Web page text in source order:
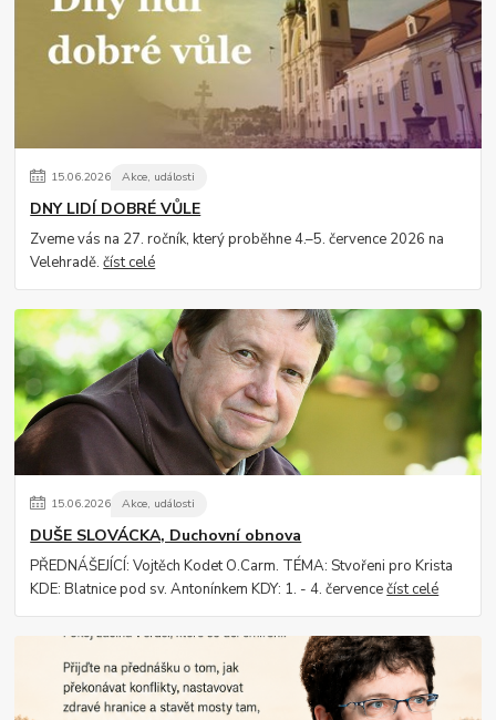
15.06.2026 Akce, události
DNY LIDÍ DOBRÉ VŮLE
Zveme vás na 27. ročník, který proběhne 4.–5. července 2026 na
Velehradě.číst celé
15.06.2026 Akce, události
DUŠE SLOVÁCKA, Duchovní obnova
PŘEDNÁŠEJÍCÍ: Vojtěch Kodet O.Carm. TÉMA: Stvořeni pro Krista
KDE: Blatnice pod sv. Antonínkem KDY: 1. - 4. červencečíst celé